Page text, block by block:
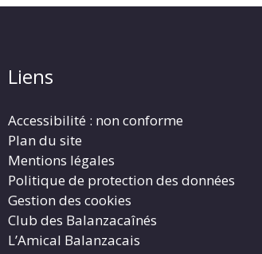
Liens
Accessibilité : non conforme
Plan du site
Mentions légales
Politique de protection des données
Gestion des cookies
Club des Balanzacaînés
L’Amical Balanzacais